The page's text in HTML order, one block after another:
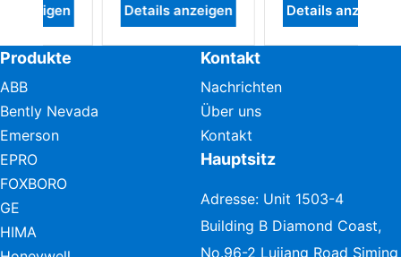
Details anzeigen Details anzeigen
Produkte
ABB
Bently Nevada
Emerson
EPRO
FOXBORO
GE
HIMA
Kontakt
Nachrichten
Über uns
Kontakt
Hauptsitz
Adresse: Unit 1503-4
Building B Diamond Coast,
No.96-2 Lujiang Road Siming